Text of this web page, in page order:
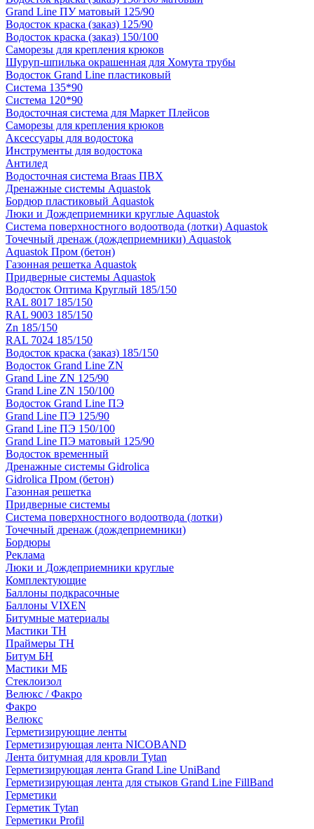
Grand Line ПУ матовый 125/90
Водосток краска (заказ) 125/90
Водосток краска (заказ) 150/100
Саморезы для крепления крюков
Шуруп-шпилька окрашенная для Хомута трубы
Водосток Grand Line пластиковый
Система 135*90
Система 120*90
Водосточная система для Маркет Плейсов
Саморезы для крепления крюков
Аксессуары для водостока
Инструменты для водостока
Антилед
Водосточная система Braas ПВХ
Дренажные системы Aquastok
Бордюр пластиковый Aquastok
Люки и Дождеприемники круглые Aquastok
Система поверхностного водоотвода (лотки) Aquastok
Точечный дренаж (дождеприемники) Aquastok
Aquastok Пром (бетон)
Газонная решетка Aquastok
Придверные системы Aquastok
Водосток Оптима Круглый 185/150
RAL 8017 185/150
RAL 9003 185/150
Zn 185/150
RAL 7024 185/150
Водосток краска (заказ) 185/150
Водосток Grand Line ZN
Grand Line ZN 125/90
Grand Line ZN 150/100
Водосток Grand Line ПЭ
Grand Line ПЭ 125/90
Grand Line ПЭ 150/100
Grand Line ПЭ матовый 125/90
Водосток временный
Дренажные системы Gidrolica
Gidrolica Пром (бетон)
Газонная решетка
Придверные системы
Система поверхностного водоотвода (лотки)
Точечный дренаж (дождеприемники)
Бордюры
Рекламa
Люки и Дождеприемники круглые
Комплектующие
Баллоны подкрасочные
Баллоны VIXEN
Битумные материалы
Мастики ТН
Праймеры ТН
Битум БН
Мастики МБ
Стеклоизол
Велюкс / Факро
Факро
Велюкс
Герметизирующие ленты
Герметизирующая лента NICOBAND
Лента битумная для кровли Tytan
Герметизирующая лента Grand Line UniBand
Герметизирующая лента для стыков Grand Line FillBand
Герметики
Герметик Tytan
Герметики Profil